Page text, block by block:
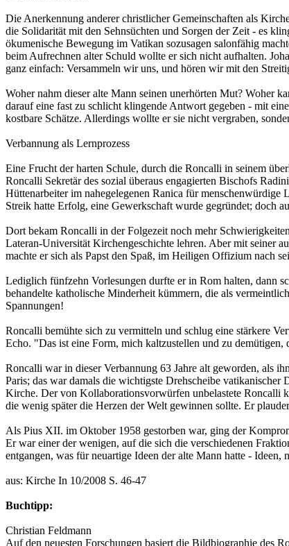
Die Anerkennung anderer christlicher Gemeinschaften als
die Solidarität mit den Sehnsüchten und Sorgen der Zeit - es
ökumenische Bewegung im Vatikan sozusagen salonfähig
beim Aufrechnen alter Schuld wollte er sich nicht aufhalten.
ganz einfach: Versammeln wir uns, und hören wir mit den
Woher nahm dieser alte Mann seinen unerhörten Mut? Woher
darauf eine fast zu schlicht klingende Antwort gegeben - mit
kostbare Schätze. Allerdings wollte er sie nicht vergraben,
Verbannung als Lernprozess
Eine Frucht der harten Schule, durch die Roncalli in seinem
Roncalli Sekretär des sozial überaus engagierten Bischofs
Hüttenarbeiter im nahegelegenen Ranica für
Streik hatte Erfolg, eine Gewerkschaft wurde gegründet; doch
Dort bekam Roncalli in der Folgezeit noch mehr
Lateran-Universität Kirchengeschichte lehren. Aber mit seiner
machte er sich als Papst den Spaß, im Heiligen Offizium nach
Lediglich fünfzehn Vorlesungen durfte er in Rom halten, dann
behandelte katholische Minderheit kümmern, die als
Spannungen!
Roncalli bemühte sich zu vermitteln und schlug eine stärkere
Echo. "Das ist eine Form, mich kaltzustellen und zu demütigen,
Roncalli war in dieser Verbannung 63 Jahre alt geworden, als
Paris; das war damals die wichtigste Drehscheibe
Kirche. Der von Kollaborationsvorwürfen unbelastete Roncalli
die wenig später die Herzen der Welt gewinnen sollte. Er
Als Pius XII. im Oktober 1958 gestorben war, ging der
Er war einer der wenigen, auf die sich die verschiedenen
entgangen, was für neuartige Ideen der alte Mann hatte -
aus: Kirche In 10/2008 S. 46-47
Buchtipp:
Christian Feldmann
Auf den neuesten Forschungen basiert die Bildbiographie des